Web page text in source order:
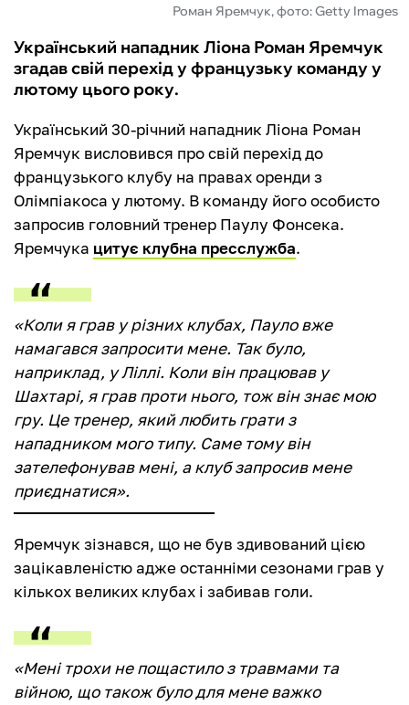
Роман Яремчук, фото: Getty Images
Український нападник Ліона Роман Яремчук
згадав свій перехід у французьку команду у
лютому цього року.
Український 30-річний нападник Ліона Роман
Яремчук висловився про свій перехід до
французького клубу на правах оренди з
Олімпіакоса у лютому. В команду його особисто
запросив головний тренер Паулу Фонсека.
Яремчука цитує клубна пресслужба.
«Коли я грав у різних клубах, Пауло вже
намагався запросити мене. Так було,
наприклад, у Ліллі. Коли він працював у
Шахтарі, я грав проти нього, тож він знає мою
гру. Це тренер, який любить грати з
нападником мого типу. Саме тому він
зателефонував мені, а клуб запросив мене
приєднатися».
Яремчук зізнався, що не був здивований цією
зацікавленістю адже останніми сезонами грав у
кількох великих клубах і забивав голи.
«Мені трохи не пощастило з травмами та
війною, що також було для мене важко